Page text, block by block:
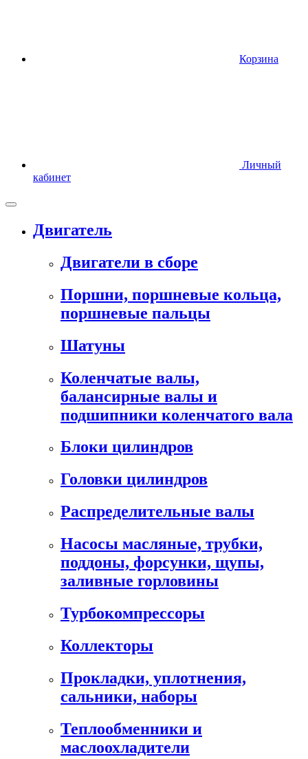
Корзина
Личный
кабинет
Двигатель
Двигатели в сборе
Поршни, поршневые кольца,
поршневые пальцы
Шатуны
Коленчатые валы,
балансирные валы и
подшипники коленчатого вала
Блоки цилиндров
Головки цилиндров
Распределительные валы
Насосы масляные, трубки,
поддоны, форсунки, щупы,
заливные горловины
Турбокомпрессоры
Коллекторы
Прокладки, уплотнения,
сальники, наборы
Теплообменники и
маслоохладители